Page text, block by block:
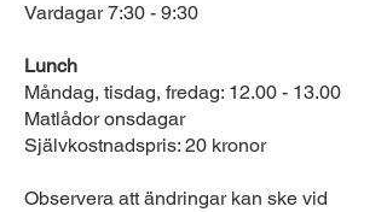
Vardagar 7:30 - 9:30
Lunch
Måndag, tisdag, fredag: 12.00 - 13.00
Matlådor onsdagar
Självkostnadspris: 20 kronor
Observera att ändringar kan ske vid